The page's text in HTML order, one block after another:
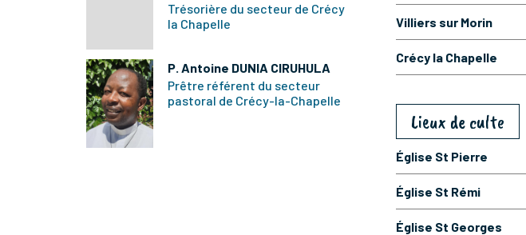
Trésorière du secteur de Crécy
la Chapelle
P. Antoine DUNIA CIRUHULA
Prêtre référent du secteur
pastoral de Crécy-la-Chapelle
Villiers sur Morin
Crécy la Chapelle
Lieux de culte
Église St Pierre
Église St Rémi
Église St Georges